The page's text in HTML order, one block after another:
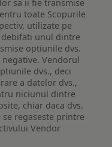
sa ii fie transmise
toate Scopurile
utilizate pe
debifati unul dintre
optiunile dvs.
Vendorul
dvs., deci
a datelor dvs.,
niciunul dintre
chiar daca dvs.
regaseste printre
Vendor